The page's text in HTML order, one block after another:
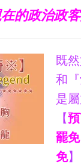
的政治政
既
和『
是
【
罷免
免